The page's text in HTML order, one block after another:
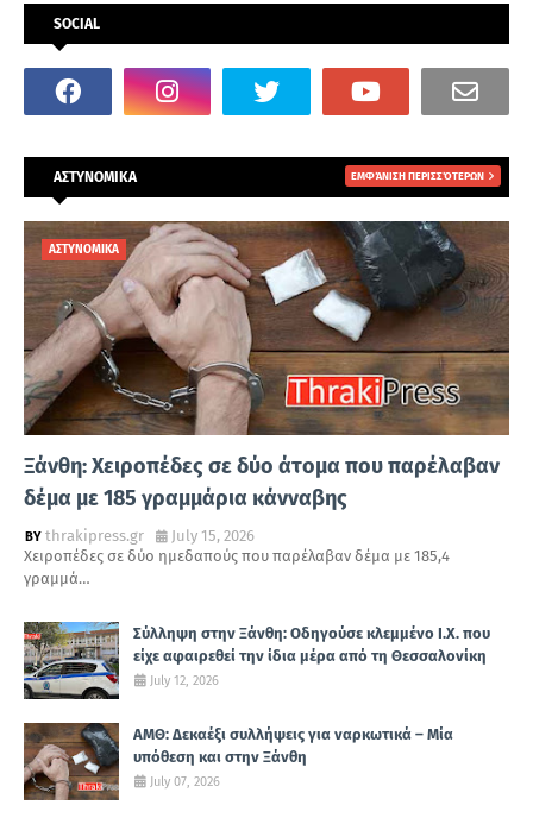
SOCIAL
ΑΣΤΥΝΟΜΙΚΑ ΕΜΦΆΝΙΣΗ ΠΕΡΙΣΣΌΤΕΡΩΝ
ΑΣΤΥΝΟΜΙΚΑ
Ξάνθη: Χειροπέδες σε δύο άτομα που παρέλαβαν
δέμα με 185 γραμμάρια κάνναβης
thrakipress.gr
July 15, 2026
Χειροπέδες σε δύο ημεδαπούς που παρέλαβαν δέμα με 185,4
γραμμά…
Σύλληψη στην Ξάνθη: Οδηγούσε κλεμμένο Ι.Χ. που
είχε αφαιρεθεί την ίδια μέρα από τη Θεσσαλονίκη
July 12, 2026
ΑΜΘ: Δεκαέξι συλλήψεις για ναρκωτικά – Μία
υπόθεση και στην Ξάνθη
July 07, 2026